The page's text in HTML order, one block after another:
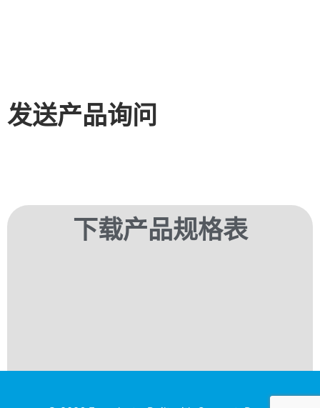
发送产品询问​
下载产品规格表​​